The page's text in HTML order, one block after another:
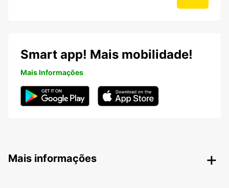
Smart app! Mais mobilidade!
Mais Informações
Mais informações